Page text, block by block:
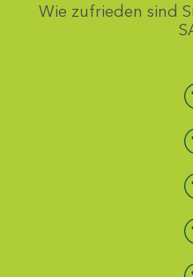
Wie zufrieden sind